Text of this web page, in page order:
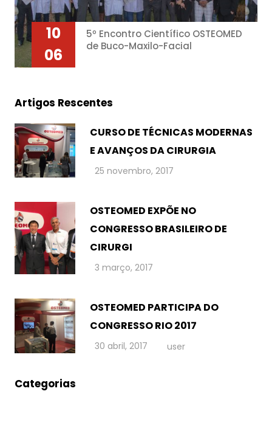
10
06
5º Encontro Científico OSTEOMED
de Buco-Maxilo-Facial
Artigos Rescentes
CURSO DE TÉCNICAS MODERNAS
E AVANÇOS DA CIRURGIA
25 novembro, 2017
OSTEOMED EXPÕE NO
CONGRESSO BRASILEIRO DE
CIRURGI
3 março, 2017
OSTEOMED PARTICIPA DO
CONGRESSO RIO 2017
30 abril, 2017 user
Categorias